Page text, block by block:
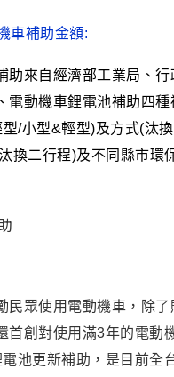
車補助金額:
助來自經濟部工業局 、
電動機車鋰電池補助四
/小型&輕型)及方式(汰
換二行程)及不同縣市環
民眾使用電動機車，除了
首創對使用滿3年的電動
池更新補助 ， 是目前全